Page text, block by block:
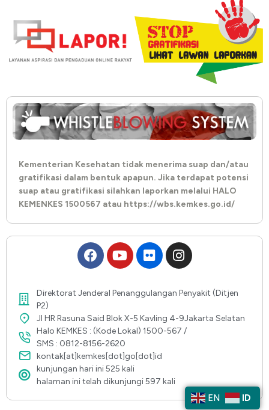
Kementerian Kesehatan tidak menerima suap dan/atau
gratifikasi dalam bentuk apapun. Jika terdapat potensi
suap atau gratifikasi silahkan laporkan melalui HALO
KEMENKES 1500567 atau https://wbs.kemkes.go.id/
Direktorat Jenderal Penanggulangan Penyakit (Ditjen
P2)
Jl HR Rasuna Said Blok X-5 Kavling 4-9Jakarta Selatan
Halo KEMKES : (Kode Lokal) 1500-567 /
SMS : 0812-8156-2620
kontak[at]kemkes[dot]go[dot]id
kunjungan hari ini 525 kali
halaman ini telah dikunjungi 597 kali
EN ID